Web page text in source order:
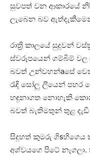
සුවපත් වන ආකාරයේ
ලැබෙන බව
රාත්‍රි කාලයේ සුදුවන්
ස්‌වරූපයෙන් ගම්බිම් වල
බවත් උන්වහන්aසේ
රැඳි සෝලු ලීයෙන් පහර
හඳුනාගත නොහැකි
බවත් බැතිමතුන් තුළ
සිදුහත් කුමරු
අශ්වයගෙ පිටේ